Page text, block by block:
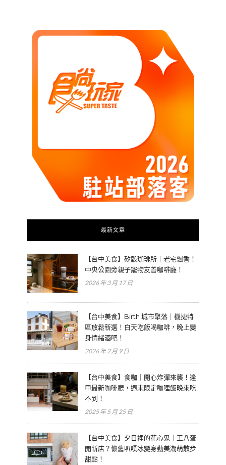
最新文章
【台中美食】矽穀珈琲所｜老宅飄香！
中央公園旁親子寵物友善咖啡廳！
2026 年 3 月 17 日
【台中美食】Birth 城市聚落｜機捷特
區放鬆新選！白天吃飯喝咖啡，晚上變
身情緒酒吧！
2026 年 2 月 9 日
【台中美食】食咖｜開心炸彈來襲！逢
甲最新咖啡廳，週末限定咖哩飯晚來吃
不到！
2025 年 5 月 25 日
【台中美食】夕日裡的花心鬼｜王八蛋
開新店？懷舊叭噗冰變身勤美潮萌散步
甜點！